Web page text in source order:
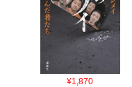
¥1,870